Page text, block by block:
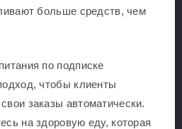
больше средств, чем
по подписке
чтобы клиенты
заказы автоматически.
на здоровую еду, которая